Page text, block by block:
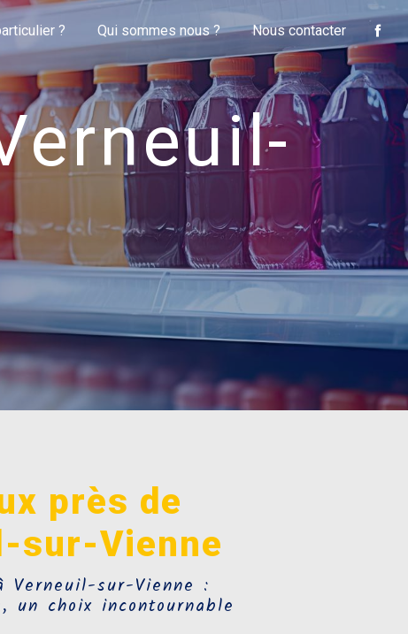
? Qui sommes nous ? Nous contacter
près de
sur-Vienne
Verneuil-sur-Vienne :
un choix incontournable